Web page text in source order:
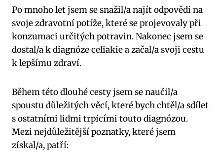
Po mnoho let jsem se snažil/a najít odpovědi na
svoje zdravotní potíže, které se projevovaly při
konzumaci určitých potravin. Nakonec jsem se
dostal/a k diagnóze celiakie a začal/a svoji cestu
k lepšímu zdraví.
Během této dlouhé cesty jsem se naučil/a
spoustu důležitých věcí, které bych chtěl/a sdílet
s ostatními lidmi trpícími touto diagnózou.
Mezi nejdůležitější poznatky, které jsem
získal/a, patří: